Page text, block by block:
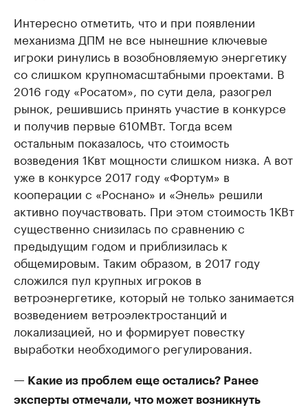
Интересно отметить, что и при появлении
механизма ДПМ не все нынешние ключевые
игроки ринулись в возобновляемую энергетику
со слишком крупномасштабными проектами. В
2016 году «Росатом», по сути дела, разогрел
рынок, решившись принять участие в конкурсе
и получив первые 610МВт. Тогда всем
остальным показалось, что стоимость
возведения 1Квт мощности слишком низка. А вот
уже в конкурсе 2017 году «Фортум» в
кооперации с «Роснано» и «Энель» решили
активно поучаствовать. При этом стоимость 1КВт
существенно снизилась по сравнению с
предыдущим годом и приблизилась к
общемировым. Таким образом, в 2017 году
сложился пул крупных игроков в
ветроэнергетике, который не только занимается
возведением ветроэлектростанций и
локализацией, но и формирует повестку
выработки необходимого регулирования.
— Какие из проблем еще остались? Ранее
эксперты отмечали, что может возникнуть